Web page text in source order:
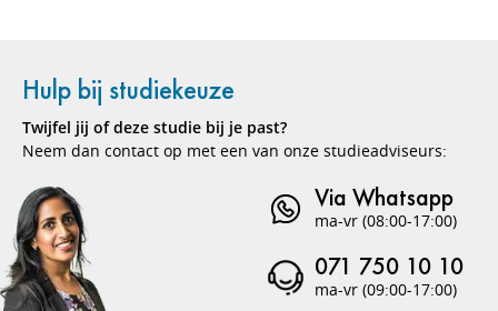
Hulp bij studiekeuze
Twijfel jij of deze studie bij je past?
Neem dan contact op met een van onze studieadviseurs:
Via Whatsapp
ma-vr (08:00-17:00)
071 750 10 10
ma-vr (09:00-17:00)